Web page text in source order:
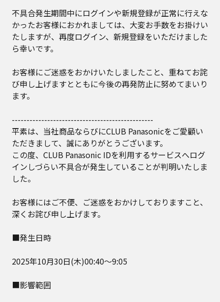
不具合発生期間中にログインや新規登録が正常に行えな
かったお客様におかれましては、大変お手数をお掛けい
たしますが、再度ログイン、新規登録をいただけました
ら幸いです。
お客様にご迷惑をおかけいたしましたこと、重ねてお詫
び申し上げますとともに今後の再発防止に努めてまいり
ます。
------------------------------------------------
平素は、当社商品ならびにCLUB Panasonicをご愛顧い
ただきまして、誠にありがとうございます。
この度、CLUB Panasonic IDを利用するサービスへログ
インしづらい不具合が発生していることが判明いたしま
した。
お客様にはご不便、ご迷惑をおかけしておりますこと、
深くお詫び申し上げます。
■発生日時
2025年10月30日(木)00:40～9:05
■影響範囲